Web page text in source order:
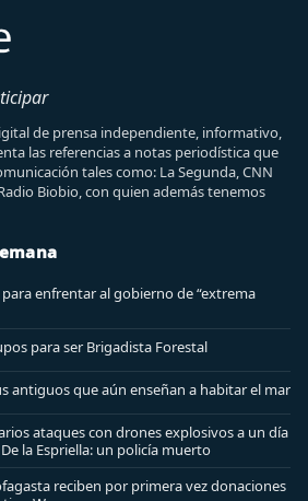
de prensa independiente, informativo,
las referencias a notas periodística que
tales como: La Segunda, CNN
Biobio, con quien además tenemos
enfrentar al gobierno de “extrema
para ser Brigadista Forestal
antiguos que aún enseñan a habitar el mar
ataques con drones explosivos a un día
la Espriella: un policía muerto
reciben por primera vez donaciones